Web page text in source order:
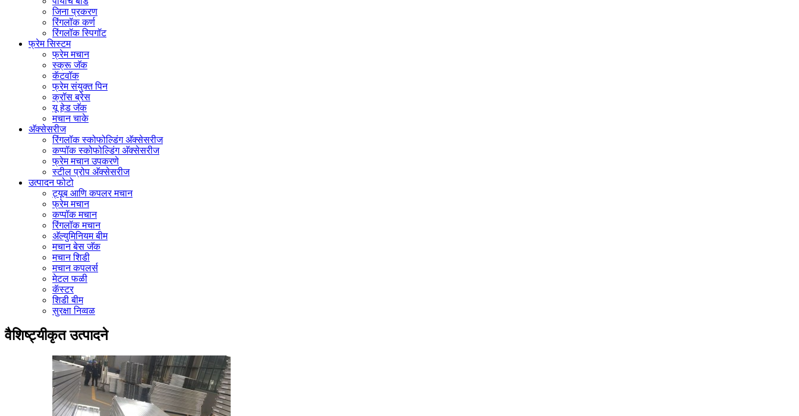
जिना प्रकरण
रिंगलॉक कर्ण
रिंगलॉक स्पिगॉट
फ्रेम सिस्टम
फ्रेम मचान
स्क्रू जॅक
कॅटवॉक
फ्रेम संयुक्त पिन
क्रॉस ब्रेस
यू हेड जॅक
मचान चाके
अ‍ॅक्सेसरीज
रिंगलॉक स्कोफोल्डिंग अ‍ॅक्सेसरीज
कप्पॉक स्कोफोल्डिंग अ‍ॅक्सेसरीज
फ्रेम मचान उपकरणे
स्टील प्रोप अ‍ॅक्सेसरीज
उत्पादन फोटो
ट्यूब आणि कपलर मचान
फ्रेम मचान
कप्पॉक मचान
रिंगलॉक मचान
अ‍ॅल्युमिनियम बीम
मचान बेस जॅक
मचान शिडी
मचान कपलर्स
मेटल फळी
कॅस्टर
शिडी बीम
सुरक्षा निव्वळ
वैशिष्ट्यीकृत उत्पादने